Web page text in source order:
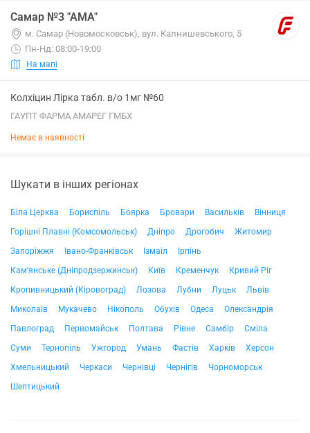
Самар №3 "АМА"
м. Самар (Новомосковськ), вул. Калнишевського, 5
Пн-Нд: 08:00-19:00
На мапі
Колхіцин Лірка табл. в/о 1мг №60
ГАУПТ ФАРМА АМАРЕГ ГМБХ
Немає в наявності
Шукати в інших регіонах
Біла Церква Бориспіль Боярка Бровари Васильків
Вінниця
Горішні Плавні (Комсомольськ)
Дніпро Дрогобич
Житомир
Запоріжжя
Івано-Франківськ Ізмаїл
Ірпінь
Кам'янське (Дніпродзержинськ)
Київ Кременчук
Кривий Ріг
Кропивницький (Кіровоград)
Лозова Лубни Луцьк
Львів
Миколаїв
Мукачево Нікополь Обухів Одеса
Олександрія
Павлоград
Первомайськ Полтава Рівне Самбір
Сміла
Суми
Тернопіль Ужгород Умань Фастів Харків
Херсон
Хмельницький
Черкаси Чернівці Чернігів
Чорноморськ
Шептицький